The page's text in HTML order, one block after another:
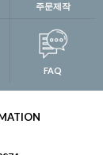
주문제작
FAQ